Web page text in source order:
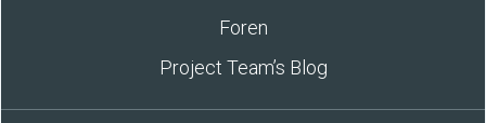
Foren
Project Team’s Blog